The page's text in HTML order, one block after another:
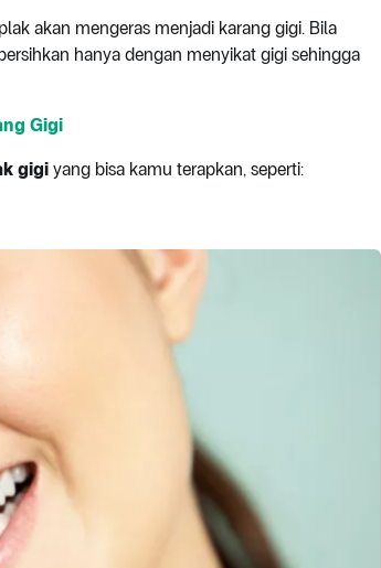
akan mengeras menjadi karang gigi. Bila
hanya dengan menyikat gigi sehingga
Gigi
gigi yang bisa kamu terapkan, seperti: